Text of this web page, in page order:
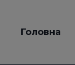
Головна